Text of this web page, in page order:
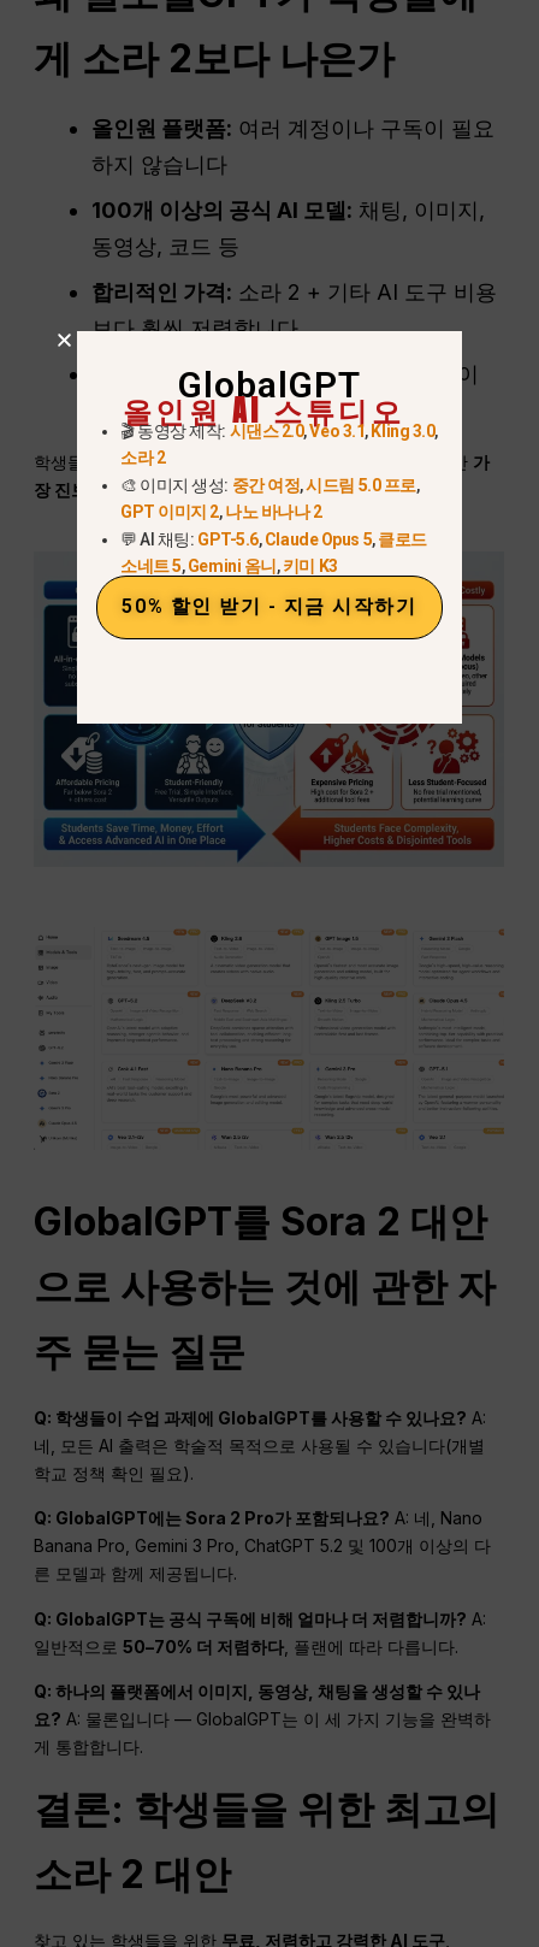
게 소라 2보다 나은가
올인원 플랫폼: 여러 계정이나 구독이 필요
하지 않습니다
100개 이상의 공식 AI 모델: 채팅, 이미지,
동영상, 코드 등
합리적인 가격: 소라 2 + 기타 AI 도구 비용
보다 훨씬 저렴합니다
학생 친화적: 무료 체험, 간단한 인터페이
스, 다양한 출력 형식
학생들이 절약합니다 , 접근하는 동안 가
장 진보된 AI 기술을 한곳에.
GlobalGPT를 Sora 2 대안
으로 사용하는 것에 관한 자
주 묻는 질문
Q: 학생들이 수업 과제에 GlobalGPT를 사용할 수 있나요? A:
네, 모든 AI 출력은 학술적 목적으로 사용될 수 있습니다(개별
학교 정책 확인 필요).
Q: GlobalGPT에는 Sora 2 Pro가 포함되나요? A: 네, Nano
Banana Pro, Gemini 3 Pro, ChatGPT 5.2 및 100개 이상의 다
른 모델과 함께 제공됩니다.
Q: GlobalGPT는 공식 구독에 비해 얼마나 더 저렴합니까? A:
일반적으로50–70% 더 저렴하다 , 플랜에 따라 다릅니다.
Q: 하나의 플랫폼에서 이미지, 동영상, 채팅을 생성할 수 있나
요? A: 물론입니다 — GlobalGPT는 이 세 가지 기능을 완벽하
게 통합합니다.
결론: 학생들을 위한 최고의
소라 2 대안
찾고 있는 학생들을 위한 무료, 저렴하고 강력한 AI 도구
GlobalGPT
올인원 AI 스튜디오
🎬 동영상 제작: 시댄스 2.0,Veo 3.1, Kling 3.0,
소라 2
🎨 이미지 생성: 중간 여정,시드림 5.0 프로,
GPT 이미지 2,나노 바나나 2
💬 AI 채팅: GPT-5.6,Claude Opus 5,클로드
소네트 5,Gemini 옴니 ,키미 K3
50% 할인 받기 - 지금 시작하기